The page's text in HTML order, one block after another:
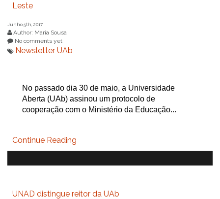
Leste
Junho 5th, 2017
Author: Maria Sousa
No comments yet
Newsletter UAb
No passado dia 30 de maio, a Universidade
Aberta (UAb) assinou um protocolo de
cooperação com o Ministério da Educação...
Continue Reading
UNAD distingue reitor da UAb